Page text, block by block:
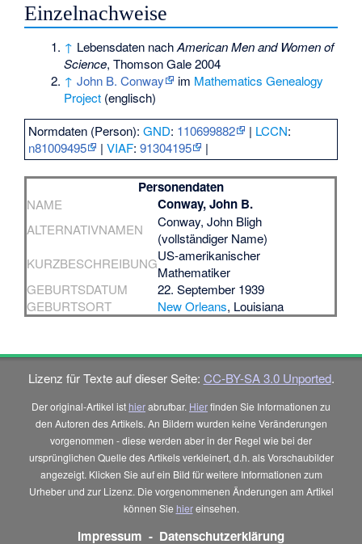
Einzelnachweise
↑ Lebensdaten nachAmerican Men and Women of
Science, Thomson Gale 2004
↑ John B. Conway im Mathematics Genealogy
Project (englisch)
Normdaten (Person):GND: 110699882 | LCCN:
n81009495
|VIAF:91304195 |
Personendaten
NAME Conway, John B.
ALTERNATIVNAMEN
Conway, John Bligh
(vollständiger Name)
KURZBESCHREIBUNGUS-amerikanischer
Mathematiker
GEBURTSDATUM
22. September 1939
GEBURTSORT
New Orleans, Louisiana
Lizenz für Texte auf dieser Seite: CC-BY-SA 3.0 Unported.
Der original-Artikel ist hierabrufbar. Hierfinden Sie Informationen zu
den Autoren des Artikels. An Bildern wurden keine Veränderungen
vorgenommen - diese werden aber in der Regel wie bei der
ursprünglichen Quelle des Artikels verkleinert, d.h. als Vorschaubilder
angezeigt. Klicken Sie auf ein Bild für weitere Informationen zum
Urheber und zur Lizenz. Die vorgenommenen Änderungen am Artikel
können Sie hiereinsehen.
Impressum - Datenschutzerklärung